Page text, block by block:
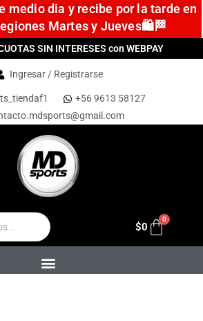
medio dia y recibe por la tarde en
Martes y Jueves🛍️🏁
SIN INTERESES con WEBPAY
Ingresar / Registrarse
+56 9613 58127
$0